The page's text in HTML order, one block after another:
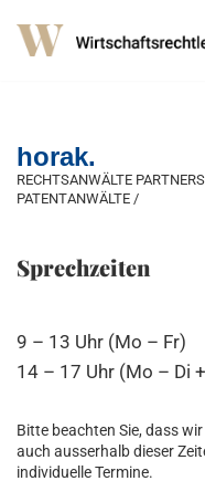
Zum
horak.
RECHTSANWÄLTE
PATENTANWÄLTE /
Sprechzeiten
9 – 13 Uhr (Mo – Fr)
14 – 17 Uhr (Mo – Di
Bitte beachten Sie, dass
auch ausserhalb dieser
individuelle Termine.